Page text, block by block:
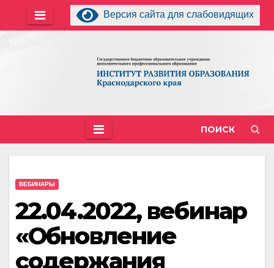
Версия сайта для слабовидящих
ПОИСК
ВЕБИНАРЫ
22.04.2022, вебинар
«Обновление
содержания